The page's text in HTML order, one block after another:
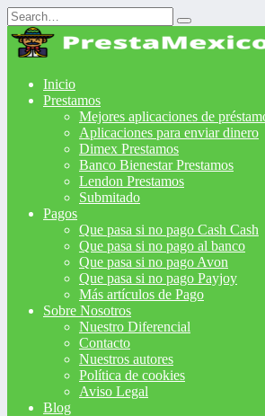
Search
for:
Inicio
Prestamos
Mejores aplicaciones de
Aplicaciones para enviar dinero
Dimex Prestamos
Banco Bienestar Prestamos
Lendon Prestamos
Submitado
Pagos
Que pasa si no pago Cash Cash
Que pasa si no pago al banco
Que pasa si no pago Avon
Que pasa si no pago Payjoy
Más artículos de Pago
Sobre Nosotros
Nuestro Diferencial
Contacto
Nuestros autores
Política de cookies
Aviso Legal
Blog